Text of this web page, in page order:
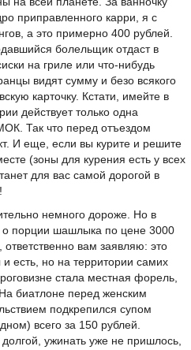
приправленного карри, я с
а это примерно 400 рублей.
болельщик отдаст в
на гриле или что-нибудь
видят сумму и безо всякого
карточку. Кстати, имейте в
действует только одна
Так что перед отъездом
И еще, если вы курите и решите
(зоны для курения есть у всех
для вас самой дорогой в
немного дороже. Но в
о порции шашлыка по цене 3000
вам заявляю: это
есть, но на территории самих
стала местная форель,
биатлоне перед женским
подкрепился супом
всего за 150 рублей.
ужинать уже не пришлось,